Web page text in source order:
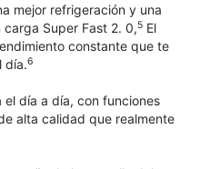
mejor refrigeración y una
Super Fast 2. 0,5 El
constante que te
día.6
el día a día, con funciones
alta calidad que realmente